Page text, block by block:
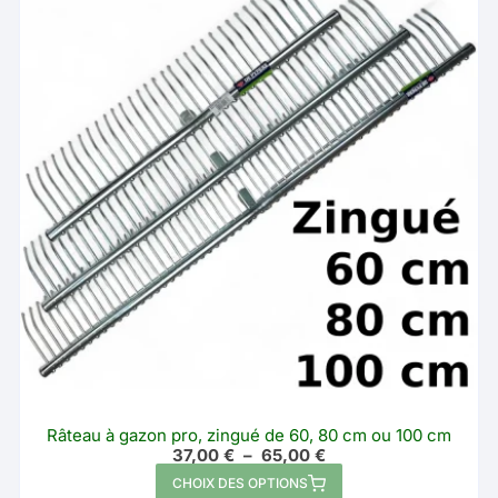
Râteau à gazon pro, zingué de 60, 80 cm ou 100 cm
37,00 € – 65,00 €Plage
de
prix :
CHOIX DES OPTIONS